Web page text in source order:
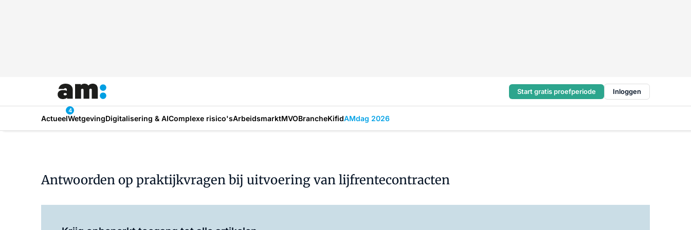
Start gratis proefperiode Inloggen
Actueel
4
WetgevingDigitalisering & AIComplexe risico'sArbeidsmarktMVOBrancheKifidAMdag 2026
Antwoorden op praktijkvragen bij uitvoering van lijfrentecontracten